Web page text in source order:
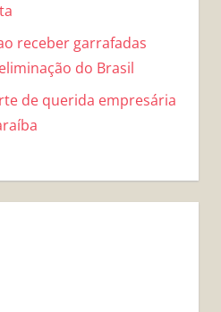
receber garrafadas
do Brasil
de querida empresária